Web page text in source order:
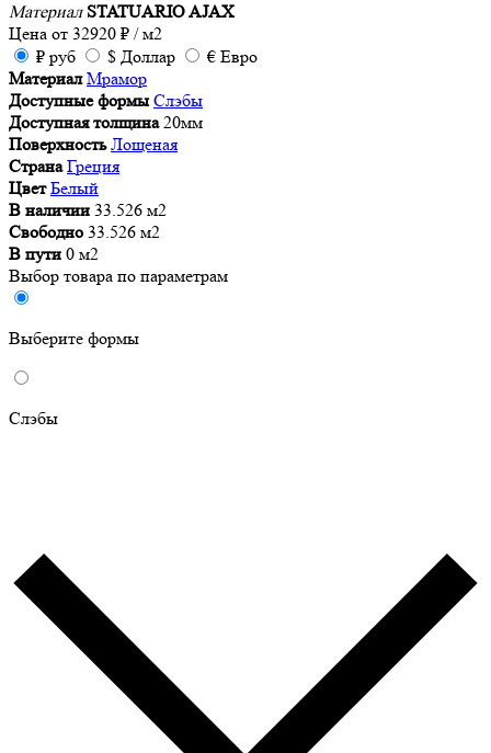
Материал STATUARIO AJAX
Цена от 32920 ₽ / м2
₽ руб $ Доллар € Евро
Материал Мрамор
Доступные формы Слэбы
Доступная толщина 20мм
Поверхность Лощеная
Страна Греция
Цвет Белый
В наличии 33.526 м2
Свободно 33.526 м2
В пути 0 м2
Выбор товара по параметрам
Выберите формы
Слэбы